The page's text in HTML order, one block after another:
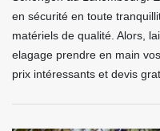
en sécurité en toute
matériels de qualité. Alors,
elagage prendre en main
prix intéressants et devis